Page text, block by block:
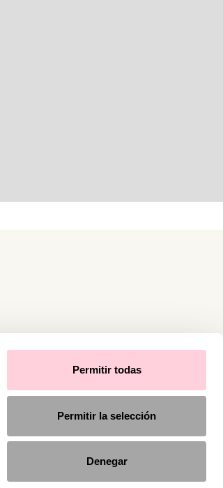
Permitir todas
Permitir la selección
Denegar